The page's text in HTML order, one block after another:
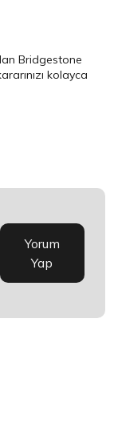
Bridgestone
kolayca
Yorum
Yap